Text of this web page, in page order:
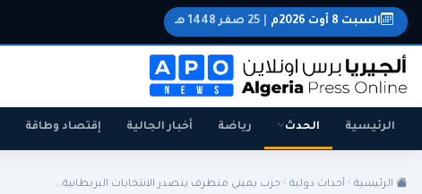
السبت 8 أوت 2026م 25 صفر 1448 هـ
الرئيسية الحدث رياضة أخبار الجالية إقتصاد وطاقة
الرئيسية أحداث دولية حزب يميني متطرف يتصدر الانتخابات البريطانية...